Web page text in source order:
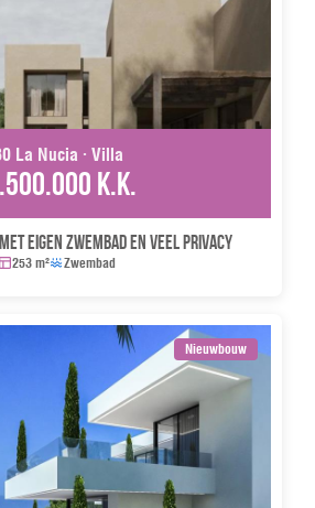
La Nucia · Villa
k.k.
eigen zwembad en veel privacy
253 m² Zwembad
Nieuwbouw